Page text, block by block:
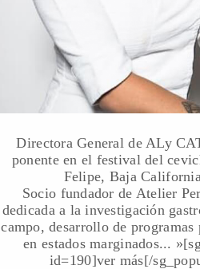
Directora General de ALy
ponente en el festival del
Felipe, Baja
Socio fundador de Atelier
dedicada a la investigación
campo, desarrollo de programas
en estados marginados...
id=190]ver más[/